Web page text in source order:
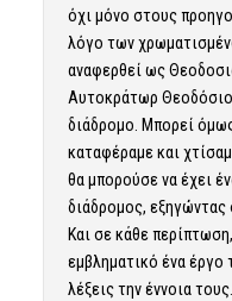
όχι μόνο στους
λόγο των
αναφερθεί ως
Αυτοκράτωρ
διάδρομο. Μπορεί
καταφέραμε και
θα μπορούσε να έχει
διάδρομος, εξηγώντας
Και σε κάθε
εμβληματικό ένα έργο
λέξεις την έννοια